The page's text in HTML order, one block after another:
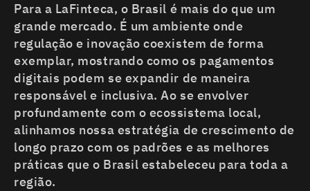
Para a LaFinteca, o Brasil é mais do que um
grande mercado. É um ambiente onde
regulação e inovação coexistem de forma
exemplar, mostrando como os pagamentos
digitais podem se expandir de maneira
responsável e inclusiva. Ao se envolver
profundamente com o ecossistema local,
alinhamos nossa estratégia de crescimento de
longo prazo com os padrões e as melhores
práticas que o Brasil estabeleceu para toda a
região.